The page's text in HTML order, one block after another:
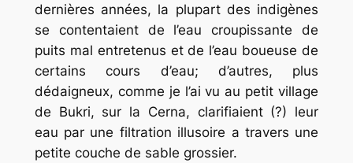
dernières années, la plupart des indigènes
se contentaient de l’eau croupissante de
puits mal entretenus et de l’eau boueuse de
certains cours d’eau; d’autres, plus
dédaigneux, comme je l’ai vu au petit village
de Bukri, sur la Cerna, clarifiaient (?) leur
eau par une filtration illusoire a travers une
petite couche de sable grossier.